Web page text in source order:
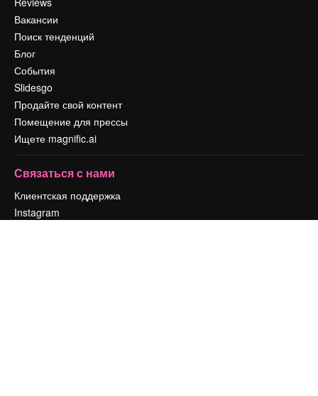
Вакансии
Поиск тенденций
Блог
События
Slidesgo
Продайте свой контент
Помещение для прессы
Ищете magnific.ai
Связаться с нами
Клиентская поддержка
Instagram